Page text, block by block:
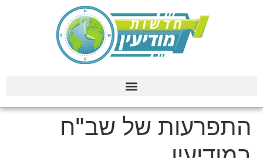
התפרעות של שב"ח